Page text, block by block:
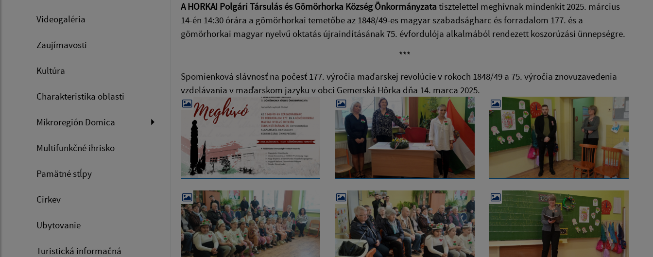
Videogaléria
Zaujímavosti
Kultúra
Charakteristika oblasti
Mikroregión Domica
Multifunkčné ihrisko
Pamätné stĺpy
Cirkev
Ubytovanie
Turistická informačná
A HORKAI Polgári Társulás és Gömörhorka Község Önkormányzata tisztelettel meghívnak mindenkit 2025. március
14-én 14:30 órára a gömörhorkai temetőbe az 1848/49-es magyar szabadságharc és forradalom 177. és a
gömörhorkai magyar nyelvű oktatás újraindításának 75. évfordulója alkalmából rendezett koszorúzási ünnepségre.
***
Spomienková slávnosť na počesť 177. výročia maďarskej revolúcie v rokoch 1848/49 a 75. výročia znovuzavedenia
vzdelávania v maďarskom jazyku v obci Gemerská Hôrka dňa 14. marca 2025.